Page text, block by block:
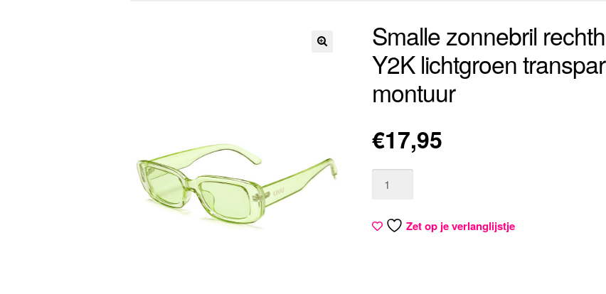
Smalle zonnebril
Y2K lichtgroen
montuur
€17,95
Zet op je verlanglijstje